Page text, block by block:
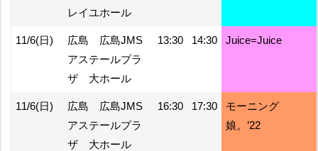
レイユホール
11/6(日)
広島 広島JMS
アステールプラ
ザ 大ホール
13:30 14:30 Juice=Juice
11/6(日)
広島 広島JMS
アステールプラ
ザ 大ホール
16:30 17:30
モーニング
娘。’22